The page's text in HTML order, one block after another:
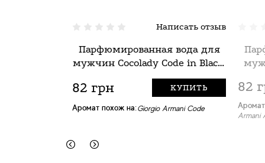
Написать отзыв
Парфюмированная вода для
мужчин Cocolady Code in Black,
30 мл
82 грн КУПИТЬ
Аромат похож на:Giorgio Armani Code
82
Armani